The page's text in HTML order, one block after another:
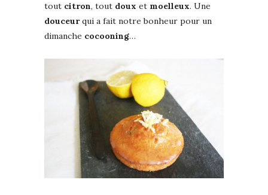
tout citron, tout doux et moelleux. Une
douceurqui a fait notre bonheur pour un
dimanche cocooning…